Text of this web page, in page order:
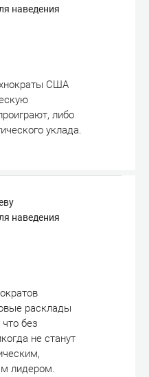
наведения
США
либо
уклада.
наведения
расклады
без
не станут
лидером.